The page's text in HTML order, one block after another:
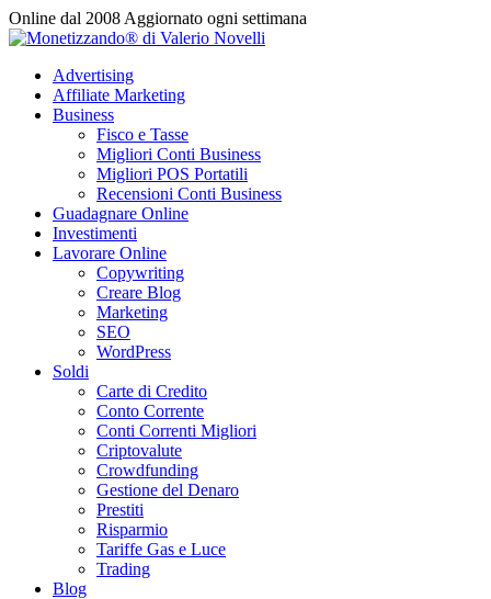
Vai
al
Online dal 2008 Aggiornato ogni settimana
Advertising
Affiliate Marketing
Business
Fisco e Tasse
Migliori Conti Business
Migliori POS Portatili
Recensioni Conti Business
Guadagnare Online
Investimenti
Lavorare Online
Copywriting
Creare Blog
Marketing
SEO
WordPress
Soldi
Carte di Credito
Conto Corrente
Conti Correnti Migliori
Criptovalute
Crowdfunding
Gestione del Denaro
Prestiti
Risparmio
Tariffe Gas e Luce
Trading
Blog